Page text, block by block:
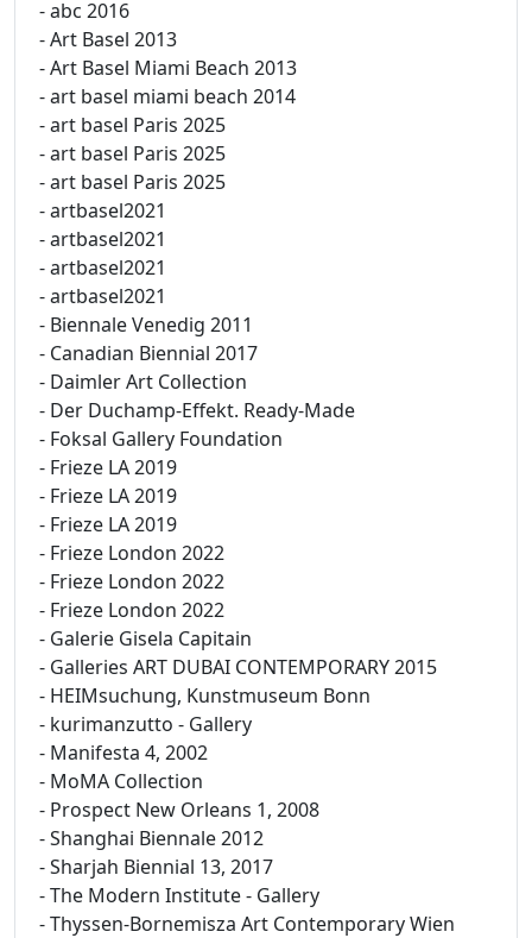
- abc 2016
- Art Basel 2013
- Art Basel Miami Beach 2013
- art basel miami beach 2014
- art basel Paris 2025
- art basel Paris 2025
- art basel Paris 2025
- artbasel2021
- artbasel2021
- artbasel2021
- artbasel2021
- Biennale Venedig 2011
- Canadian Biennial 2017
- Daimler Art Collection
- Der Duchamp-Effekt. Ready-Made
- Foksal Gallery Foundation
- Frieze LA 2019
- Frieze LA 2019
- Frieze LA 2019
- Frieze London 2022
- Frieze London 2022
- Frieze London 2022
- Galerie Gisela Capitain
- Galleries ART DUBAI CONTEMPORARY 2015
- HEIMsuchung, Kunstmuseum Bonn
- kurimanzutto - Gallery
- Manifesta 4, 2002
- MoMA Collection
- Prospect New Orleans 1, 2008
- Shanghai Biennale 2012
- Sharjah Biennial 13, 2017
- The Modern Institute - Gallery
- Thyssen-Bornemisza Art Contemporary Wien